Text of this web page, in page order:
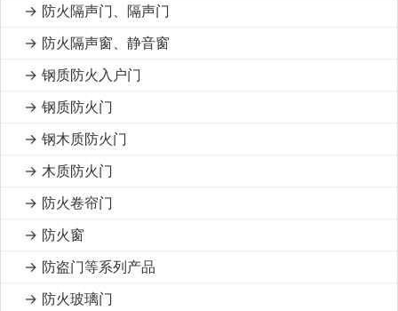
→ 防火隔声门、隔声门
→ 防火隔声窗、静音窗
→ 钢质防火入户门
→ 钢质防火门
→ 钢木质防火门
→ 木质防火门
→ 防火卷帘门
→ 防火窗
→ 防盗门等系列产品
→ 防火玻璃门